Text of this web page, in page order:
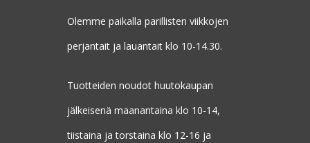
Olemme paikalla parillisten viikkojen
perjantait ja lauantait klo 10-14.30.
Tuotteiden noudot huutokaupan
jälkeisenä maanantaina klo 10-14,
tiistaina ja torstaina klo 12-16 ja